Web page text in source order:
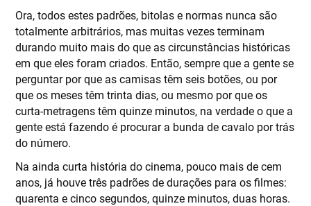
Ora, todos estes padrões, bitolas e normas nunca são
totalmente arbitrários, mas muitas vezes terminam
durando muito mais do que as circunstâncias históricas
em que eles foram criados. Então, sempre que a gente se
perguntar por que as camisas têm seis botões, ou por
que os meses têm trinta dias, ou mesmo por que os
curta-metragens têm quinze minutos, na verdade o que a
gente está fazendo é procurar a bunda de cavalo por trás
do número.
Na ainda curta história do cinema, pouco mais de cem
anos, já houve três padrões de durações para os filmes:
quarenta e cinco segundos, quinze minutos, duas horas.